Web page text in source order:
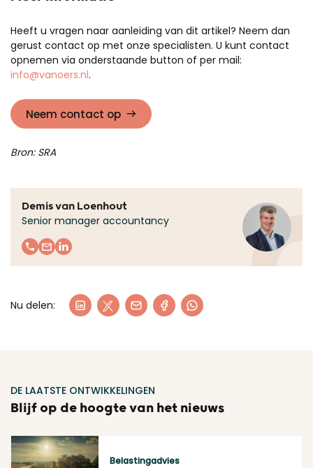
Heeft u vragen naar aanleiding van dit artikel? Neem dan
gerust contact op met onze specialisten. U kunt contact
opnemen via onderstaande button of per mail:
info@vanoers.nl.
Neem contact op
Bron: SRA
Demis van Loenhout
Senior manager accountancy
Nu delen:
DE LAATSTE ONTWIKKELINGEN
Blijf op de hoogte van het nieuws
Belastingadvies